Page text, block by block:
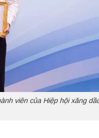
viên của Hiệp hội xăng